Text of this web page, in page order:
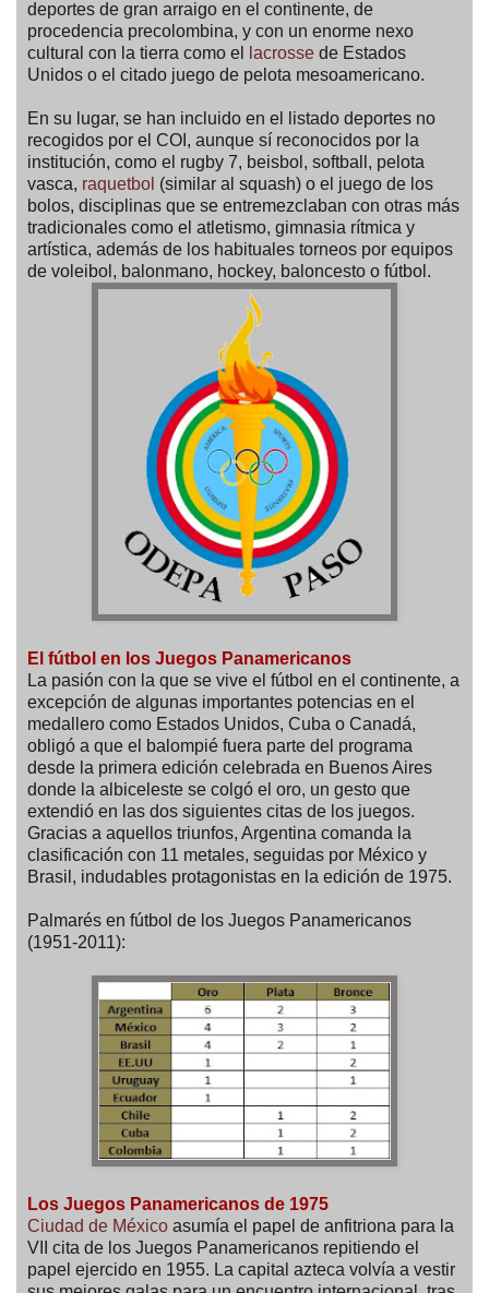
deportes de gran arraigo en el continente, de
procedencia precolombina, y con un enorme nexo
cultural con la tierra como el
lacrosse de Estados
Unidos o el citado juego de pelota mesoamericano.
En su lugar, se han incluido en el listado deportes no
recogidos por el COI, aunque sí reconocidos por la
institución, como el rugby 7, beisbol, softball, pelota
vasca, raquetbol (similar al squash) o el juego de los
bolos, disciplinas que se entremezclaban con otras más
tradicionales como el atletismo, gimnasia rítmica y
artística, además de los habituales torneos por equipos
de voleibol, balonmano, hockey, baloncesto o fútbol.
El fútbol en los Juegos Panamericanos
La pasión con la que se vive el fútbol en el continente, a
excepción de algunas importantes potencias en el
medallero como Estados Unidos, Cuba o Canadá,
obligó a que el balompié fuera parte del programa
desde la primera edición celebrada en Buenos Aires
donde la albiceleste se colgó el oro, un gesto que
extendió en las dos siguientes citas de los juegos.
Gracias a aquellos triunfos, Argentina comanda la
clasificación con 11 metales, seguidas por México y
Brasil, indudables protagonistas en la edición de 1975.
Palmarés en fútbol de los Juegos Panamericanos
(1951-2011):
Los Juegos Panamericanos de 1975
Ciudad de México asumía el papel de anfitriona para la
VII cita de los Juegos Panamericanos repitiendo el
papel ejercido en 1955. La capital azteca volvía a vestir